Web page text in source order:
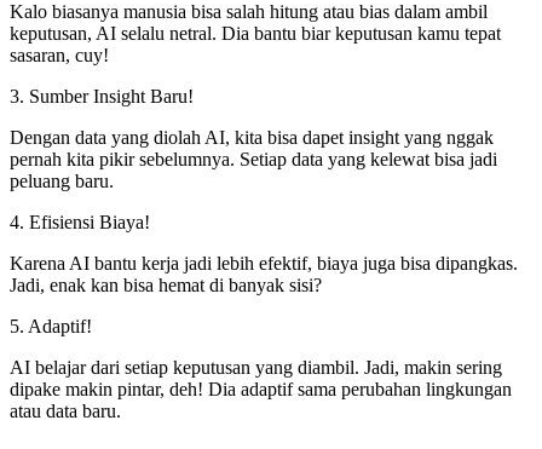
Kalo biasanya manusia bisa salah hitung atau bias dalam ambil
keputusan, AI selalu netral. Dia bantu biar keputusan kamu tepat
sasaran, cuy!
3. Sumber Insight Baru!
Dengan data yang diolah AI, kita bisa dapet insight yang nggak
pernah kita pikir sebelumnya. Setiap data yang kelewat bisa jadi
peluang baru.
4. Efisiensi Biaya!
Karena AI bantu kerja jadi lebih efektif, biaya juga bisa dipangkas.
Jadi, enak kan bisa hemat di banyak sisi?
5. Adaptif!
AI belajar dari setiap keputusan yang diambil. Jadi, makin sering
dipake makin pintar, deh! Dia adaptif sama perubahan lingkungan
atau data baru.